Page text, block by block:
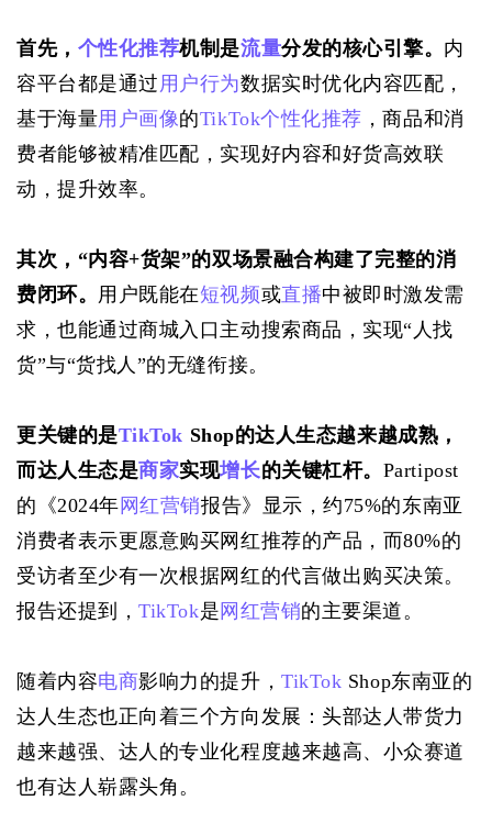
首先， 个性化推荐机制是流量分发的核心引擎。 内
容平台都是通过 用户行为数据实时优化内容匹配，
基于海量用户画像的TikTok个性化推荐 ，商品和消
费者能够被精准匹配，实现好内容和好货高效联
动，提升效率。
其次，“内容+货架”的双场景融合构建了完整的消
费闭环。 用户既能在短视频或直播中被即时激发需
求，也能通过商城入口主动搜索商品，实现“人找
货”与“货找人”的无缝衔接。
更关键的是TikTok Shop的达人生态越来越成熟，
而达人生态是商家实现增长的关键杠杆。 Partipost
的《2024年 网红营销报告》显示，约75%的东南亚
消费者表示更愿意购买网红推荐的产品，而80%的
受访者至少有一次根据网红的代言做出购买决策。
报告还提到，TikTok是 网红营销的主要渠道。
随着内容电商影响力的提升，TikTok Shop东南亚的
达人生态也正向着三个方向发展：头部达人带货力
越来越强、达人的专业化程度越来越高、小众赛道
也有达人崭露头角。